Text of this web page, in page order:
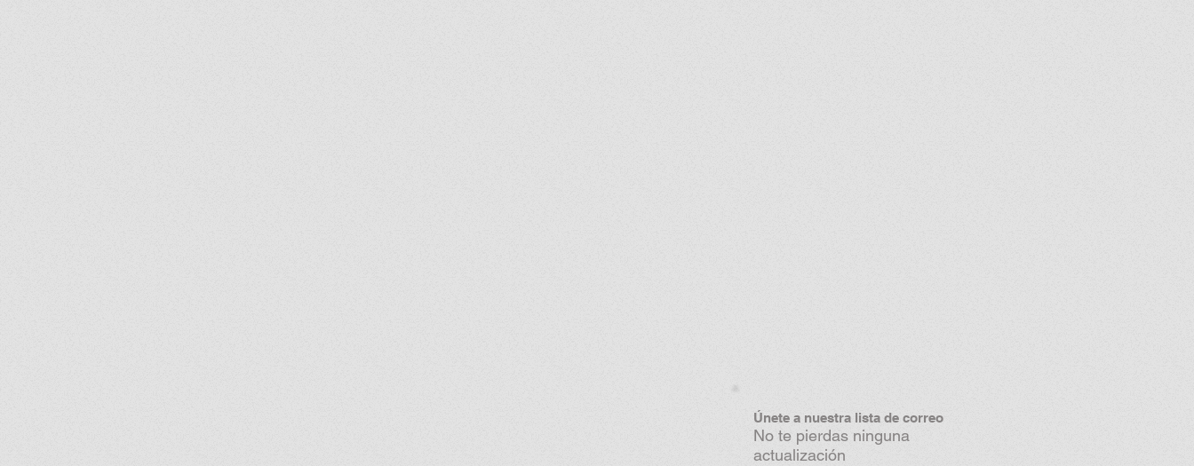
Únete a nuestra lista de correo
No te pierdas ninguna
actualización